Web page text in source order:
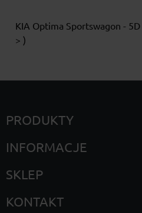
KIA Optima Sportswagon -
> )
PRODUKTY
INFORMACJE
SKLEP
KONTAKT